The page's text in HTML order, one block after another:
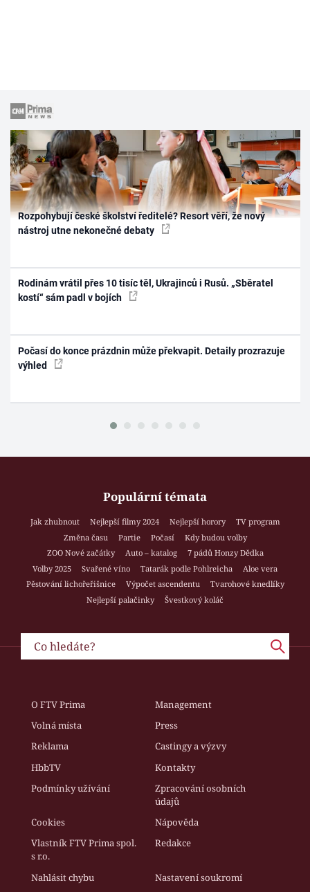
Rozpohybují české školství ředitelé? Resort věří, že nový
nástroj utne nekonečné debaty
Rodinám vrátil přes 10 tisíc těl, Ukrajinců i Rusů. „Sběratel
kostí“ sám padl v bojích
Počasí do konce prázdnin může překvapit. Detaily prozrazuje
výhled
Populární témata
Jak zhubnout Nejlepší filmy 2024 Nejlepší horory
TV program
Změna času
Partie Počasí
Kdy budou volby
ZOO Nové začátky
Auto – katalog
7 pádů Honzy Dědka
Volby 2025
Svařené víno Tatarák podle Pohlreicha
Aloe vera
Pěstování lichořeřišnice
Výpočet ascendentu
Tvarohové knedlíky
Nejlepší palačinky
Švestkový koláč
O FTV Prima
Management
Volná místa
Press
Reklama
Castingy a výzvy
HbbTV
Kontakty
Podmínky užívání
Zpracování osobních
údajů
Cookies
Nápověda
Vlastník FTV Prima spol.
s r.o.
Redakce
Nahlásit chybu Nastavení soukromí